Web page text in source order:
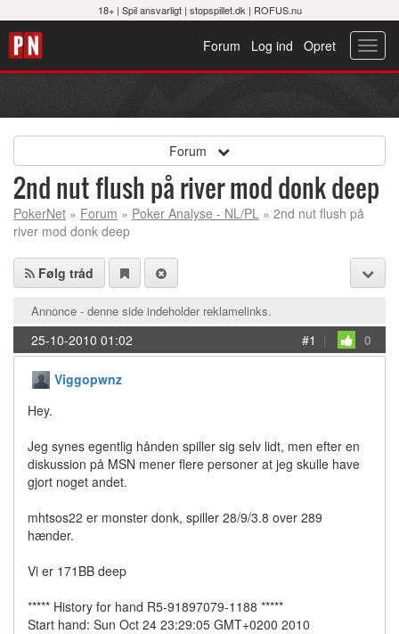
18+ | Spil ansvarligt| stopspillet.dk | ROFUS.nu
Opret
Log ind
Forum
Forum
2nd nut flush på river mod donk deep
PokerNet » Forum » Poker Analyse - NL/PL » 2nd nut flush på
river mod donk deep
Følg tråd
Annonce - denne side indeholder reklamelinks.
25-10-2010 01:02 #1 | 0
Viggopwnz
Hey.
Jeg synes egentlig hånden spiller sig selv lidt, men efter en
diskussion på MSN mener flere personer at jeg skulle have
gjort noget andet.
mhtsos22 er monster donk, spiller 28/9/3.8 over 289
hænder.
Vi er 171BB deep
***** History for hand R5-91897079-1188 *****
Start hand: Sun Oct 24 23:29:05 GMT+0200 2010